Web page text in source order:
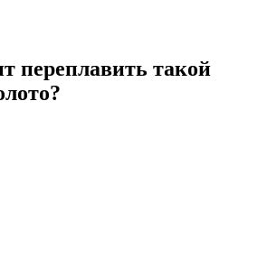
переплавить такой